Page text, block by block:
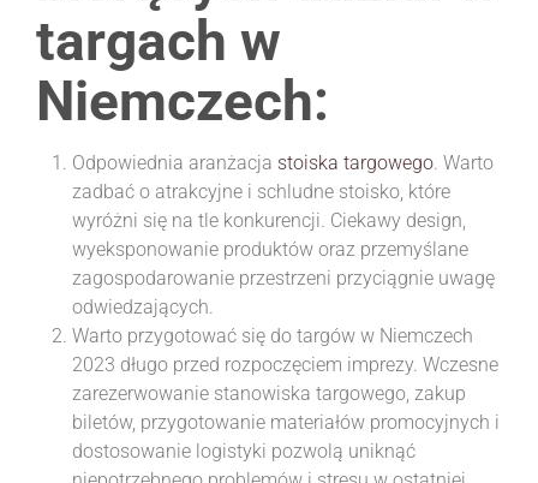
targach w
Niemczech:
Odpowiednia aranżacja stoiska targowego. Warto
zadbać o atrakcyjne i schludne stoisko, które
wyróżni się na tle konkurencji. Ciekawy design,
wyeksponowanie produktów oraz przemyślane
zagospodarowanie przestrzeni przyciągnie uwagę
odwiedzających.
Warto przygotować się do targów w Niemczech
2023 długo przed rozpoczęciem imprezy. Wczesne
zarezerwowanie stanowiska targowego, zakup
biletów, przygotowanie materiałów promocyjnych i
dostosowanie logistyki pozwolą uniknąć